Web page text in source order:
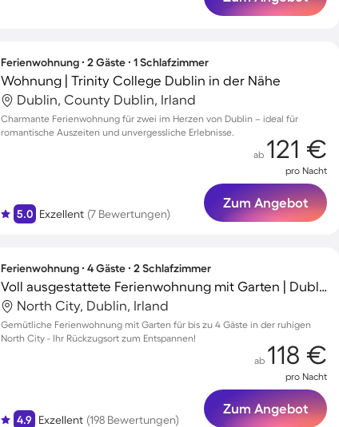
Ferienwohnung ∙ 2 Gäste ∙ 1 Schlafzimmer
Wohnung | Trinity College Dublin in der Nähe
Dublin, County Dublin, Irland
Charmante Ferienwohnung für zwei im Herzen von Dublin – ideal für
romantische Auszeiten und unvergessliche Erlebnisse.
5.0 Exzellent (7 Bewertungen)
ab 121 €
pro Nacht
Zum Angebot
Ferienwohnung ∙ 4 Gäste ∙ 2 Schlafzimmer
Voll ausgestattete Ferienwohnung mit Garten | Dublin Castle-Nähe | Stadtblick
North City, Dublin, Irland
Gemütliche Ferienwohnung mit Garten für bis zu 4 Gäste in der ruhigen
North City - Ihr Rückzugsort zum Entspannen!
4.9 Exzellent (198 Bewertungen)
ab 118 €
pro Nacht
Zum Angebot